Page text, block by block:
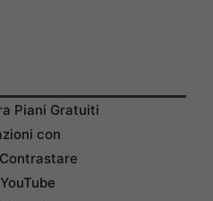
Piani Gratuiti
con